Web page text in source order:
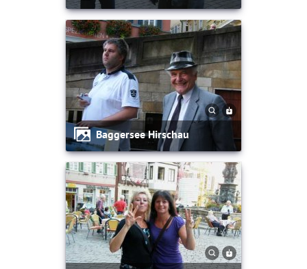
Baggersee Hirschau